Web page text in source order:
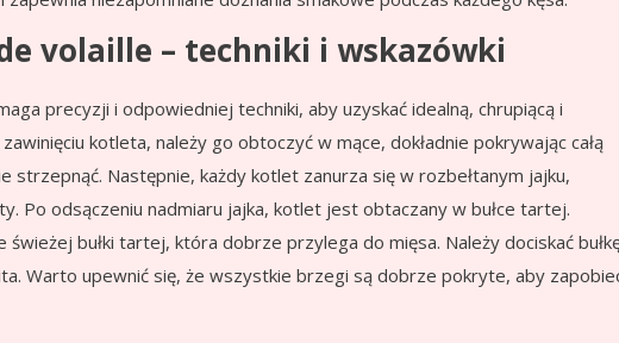
volaille – techniki i wskazówki
precyzji i odpowiedniej techniki, aby uzyskać idealną, chrupiącą i
kotleta, należy go obtoczyć w mące, dokładnie pokrywając całą
strzepnąć. Następnie, każdy kotlet zanurza się w rozbełtanym jajku,
Po odsączeniu nadmiaru jajka, kotlet jest obtaczany w bułce tartej.
bułki tartej, która dobrze przylega do mięsa. Należy dociskać
Warto upewnić się, że wszystkie brzegi są dobrze pokryte, aby